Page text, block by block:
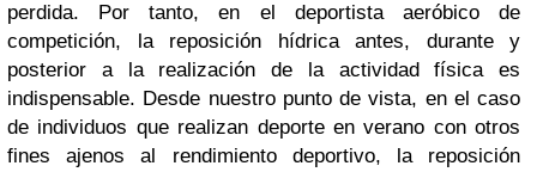
perdida. Por tanto, en el deportista aeróbico de
competición, la reposición hídrica antes, durante y
posterior a la realización de la actividad física es
indispensable. Desde nuestro punto de vista, en el caso
de individuos que realizan deporte en verano con otros
fines ajenos al rendimiento deportivo, la reposición